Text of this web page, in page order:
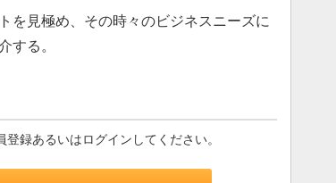
見極め、その時々のビジネスニーズに
する。
録あるいはログインしてください。